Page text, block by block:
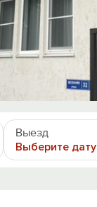
Выезд
Выберите дату